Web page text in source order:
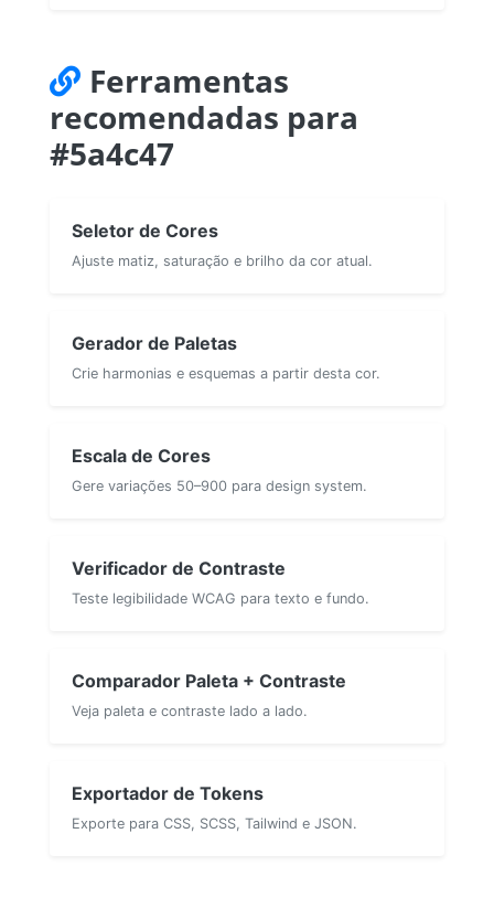
Ferramentas
recomendadas para
#5a4c47
Seletor de Cores
Ajuste matiz, saturação e brilho da cor atual.
Gerador de Paletas
Crie harmonias e esquemas a partir desta cor.
Escala de Cores
Gere variações 50–900 para design system.
Verificador de Contraste
Teste legibilidade WCAG para texto e fundo.
Comparador Paleta + Contraste
Veja paleta e contraste lado a lado.
Exportador de Tokens
Exporte para CSS, SCSS, Tailwind e JSON.